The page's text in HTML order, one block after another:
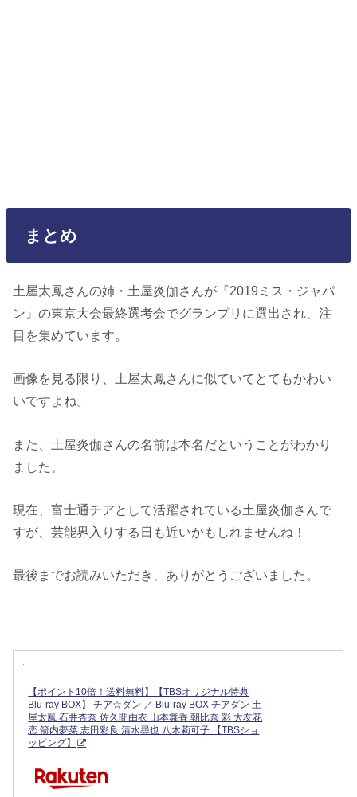
まとめ
土屋太鳳さんの姉・土屋炎伽さんが『2019ミス・ジャパ
ン』の東京大会最終選考会でグランプリに選出され、注
目を集めています。
画像を見る限り、土屋太鳳さんに似ていてとてもかわい
いですよね。
また、土屋炎伽さんの名前は本名だということがわかり
ました。
現在、富士通チアとして活躍されている土屋炎伽さんで
すが、芸能界入りする日も近いかもしれませんね！
最後までお読みいただき、ありがとうございました。
【ポイント10倍！送料無料】【TBSオリジナル特典
Blu-ray BOX】 チア☆ダン ／ Blu-ray BOX チアダン 土
屋太鳳 石井杏奈 佐久間由衣 山本舞香 朝比奈 彩 大友花
恋 箭内夢菜 志田彩良 清水尋也 八木莉可子 【TBSショ
ッピング】